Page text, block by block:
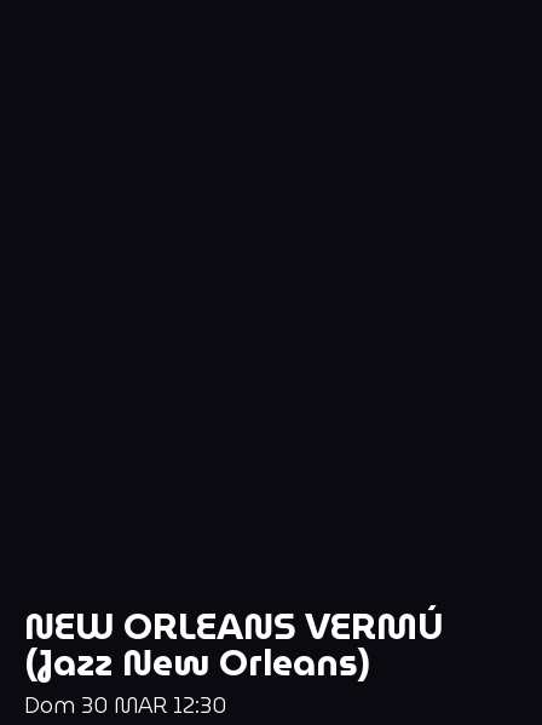
NEW ORLEANS VERMÚ
(Jazz New Orleans)
Dom 30 MAR 12:30